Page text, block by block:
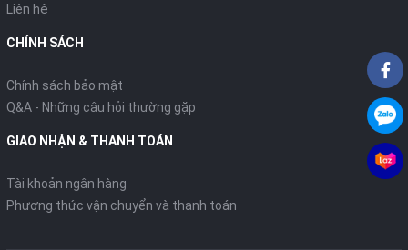
Liên hệ
CHÍNH SÁCH
Chính sách bảo mật
Q&A - Những câu hỏi thường gặp
GIAO NHẬN & THANH TOÁN
Tài khoản ngân hàng
Phương thức vận chuyển và thanh toán